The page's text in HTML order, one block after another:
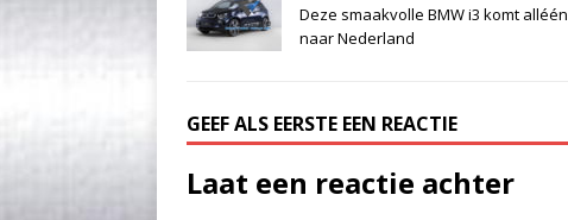
Deze smaakvolle BMW i3 komt alléén
naar Nederland
GEEF ALS EERSTE EEN REACTIE
Laat een reactie achter